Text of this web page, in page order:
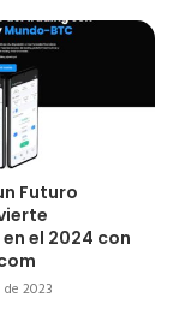
Futuro
el 2024 con
2023